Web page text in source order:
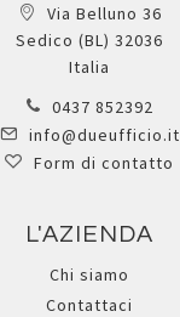
Via Belluno 36
Sedico (BL) 32036
Italia
0437 852392
info@dueufficio.it
Form di contatto
L'AZIENDA
Chi siamo
Contattaci